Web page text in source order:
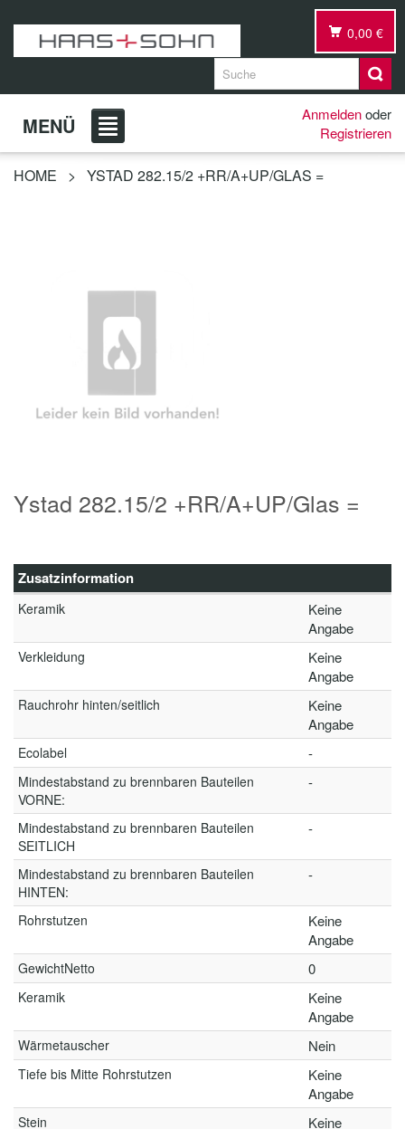
0,00 €
MENÜ Anmeldenoder
Registrieren
HOME > YSTAD 282.15/2 +RR/A+UP/GLAS =
Ystad 282.15/2 +RR/A+UP/Glas =
Zusatzinformation
Keramik
Keine
Angabe
Verkleidung
Keine
Angabe
Rauchrohr hinten/seitlich
Keine
Angabe
Ecolabel -
Mindestabstand zu brennbaren Bauteilen
VORNE:
-
Mindestabstand zu brennbaren Bauteilen
SEITLICH
-
Mindestabstand zu brennbaren Bauteilen
HINTEN:
-
Rohrstutzen
Keine
Angabe
GewichtNetto 0
Keramik
Keine
Angabe
Wärmetauscher Nein
Tiefe bis Mitte Rohrstutzen
Keine
Angabe
Stein
Keine